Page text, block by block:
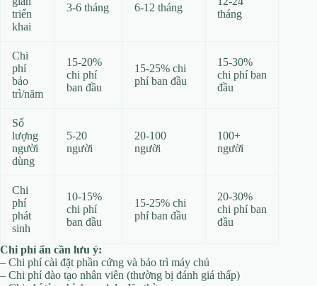
triển
khai
3-6 tháng 6-12 tháng
tháng
Chi
phí
bảo
trì/năm
15-20%
chi phí
ban đầu
15-25% chi
phí ban đầu
15-30%
chi phí ban
đầu
Số
lượng
người
dùng
5-20
người
20-100
người
100+
người
Chi
phí
phát
sinh
10-15%
chi phí
ban đầu
15-25% chi
phí ban đầu
20-30%
chi phí ban
đầu
Chi phí ẩn cần lưu ý:
– Chi phí cài đặt phần cứng và bảo trì máy chủ
– Chi phí đào tạo nhân viên (thường bị đánh giá thấp)